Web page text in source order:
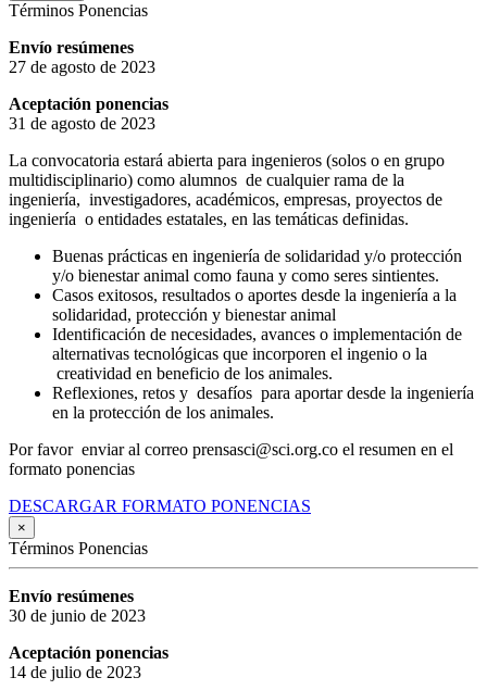
Términos Ponencias
Envío resúmenes
27 de agosto de 2023
Aceptación ponencias
31 de agosto de 2023
La convocatoria estará abierta para ingenieros (solos o en grupo
multidisciplinario) como alumnos de cualquier rama de la
ingeniería, investigadores, académicos, empresas, proyectos de
ingeniería o entidades estatales, en las temáticas definidas.
Buenas prácticas en ingeniería de solidaridad y/o protección
y/o bienestar animal como fauna y como seres sintientes.
Casos exitosos, resultados o aportes desde la ingeniería a la
solidaridad, protección y bienestar animal
Identificación de necesidades, avances o implementación de
alternativas tecnológicas que incorporen el ingenio o la
creatividad en beneficio de los animales.
Reflexiones, retos y desafíos para aportar desde la ingeniería
en la protección de los animales.
Por favor enviar al correo prensasci@sci.org.co el resumen en el
formato ponencias
DESCARGAR FORMATO PONENCIAS
×
Términos Ponencias
Envío resúmenes
30 de junio de 2023
Aceptación ponencias
14 de julio de 2023